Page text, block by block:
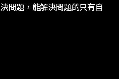
問題，能解決問題的只有自